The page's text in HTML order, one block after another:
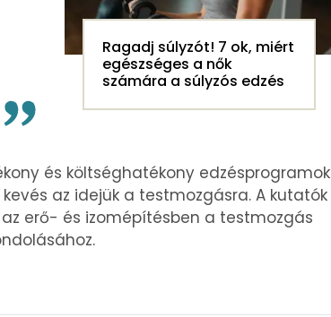
Ragadj súlyzót! 7 ok, miért
egészséges a nők
számára a súlyzós edzés
és költséghatékony edzésprogramok
az idejük a testmozgásra. A kutatók
erő- és izomépítésben a testmozgás